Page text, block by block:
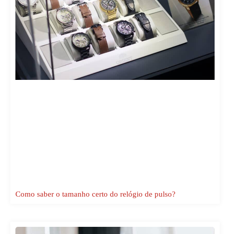
Como saber o tamanho certo do relógio de pulso?